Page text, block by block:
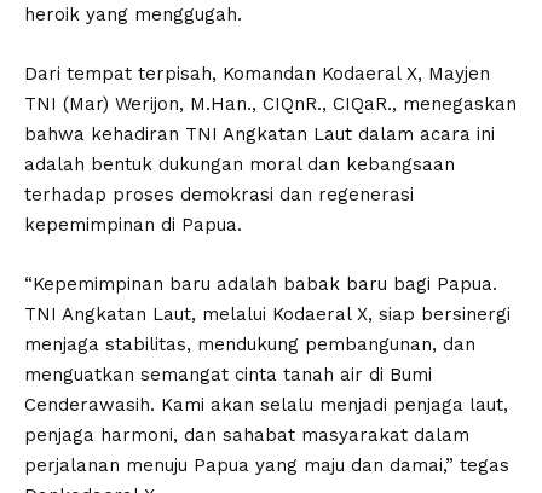
heroik yang menggugah.
Dari tempat terpisah, Komandan Kodaeral X, Mayjen
TNI (Mar) Werijon, M.Han., CIQnR., CIQaR., menegaskan
bahwa kehadiran TNI Angkatan Laut dalam acara ini
adalah bentuk dukungan moral dan kebangsaan
terhadap proses demokrasi dan regenerasi
kepemimpinan di Papua.
“Kepemimpinan baru adalah babak baru bagi Papua.
TNI Angkatan Laut, melalui Kodaeral X, siap bersinergi
menjaga stabilitas, mendukung pembangunan, dan
menguatkan semangat cinta tanah air di Bumi
Cenderawasih. Kami akan selalu menjadi penjaga laut,
penjaga harmoni, dan sahabat masyarakat dalam
perjalanan menuju Papua yang maju dan damai,” tegas